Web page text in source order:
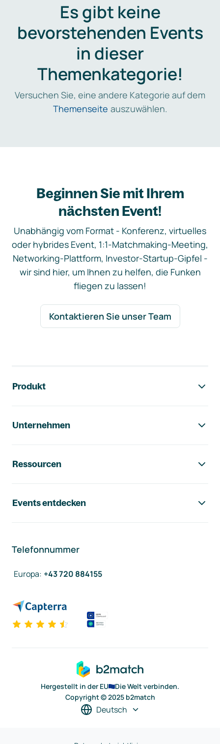
Es gibt keine
bevorstehenden Events
in dieser
Themenkategorie!
Versuchen Sie, eine andere Kategorie auf dem
Themenseite auszuwählen.
Beginnen Sie mit Ihrem
nächsten Event!
Unabhängig vom Format - Konferenz, virtuelles
oder hybrides Event, 1:1-Matchmaking-Meeting,
Networking-Plattform, Investor-Startup-Gipfel -
wir sind hier, um Ihnen zu helfen, die Funken
fliegen zu lassen!
Kontaktieren Sie unser Team
Produkt
Unternehmen
Ressourcen
Events entdecken
Telefonnummer
Europa: +43 720 884155
Hergestellt in der EU
Die Welt verbinden.
Copyright © 2025 b2match
Deutsch